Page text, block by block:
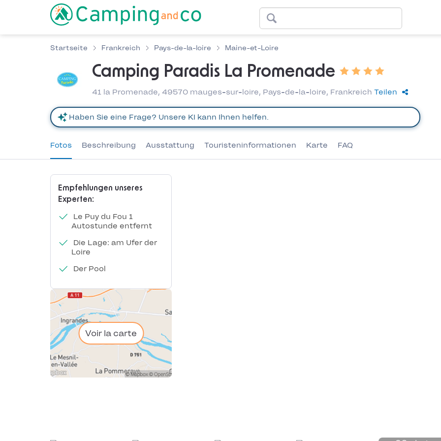
Startseite Frankreich Pays-de-la-loire Maine-et-Loire
Camping Paradis La Promenade
41 la Promenade, 49570 mauges-sur-loire, Pays-de-la-loire, Frankreich Teilen
Fotos Beschreibung Ausstattung Touristeninformationen Karte FAQ
Empfehlungen unseres
Experten:
Le Puy du Fou 1
Autostunde entfernt
Die Lage: am Ufer der
Loire
Der Pool
Voir la carte